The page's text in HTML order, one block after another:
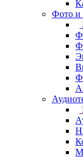
Фото и